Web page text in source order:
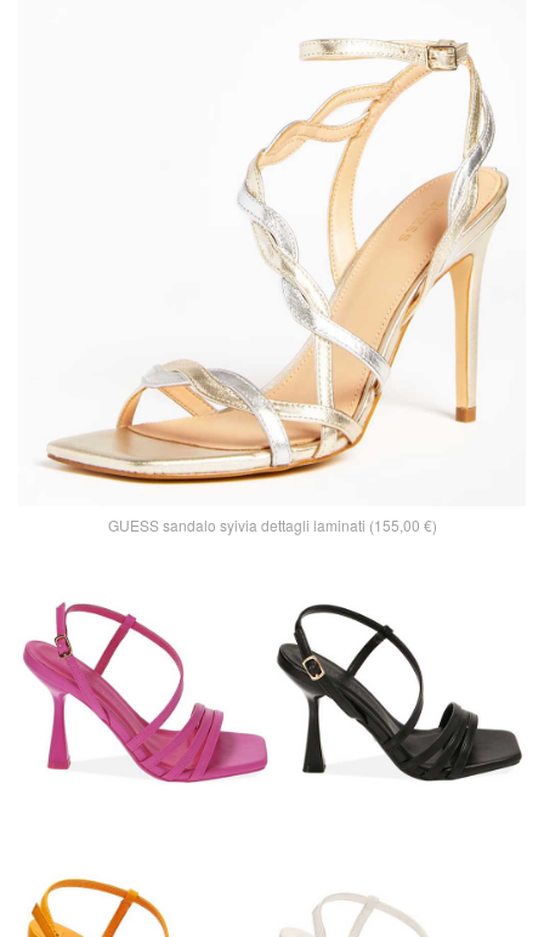
GUESS sandalo syivia dettagli laminati (155,00 €)